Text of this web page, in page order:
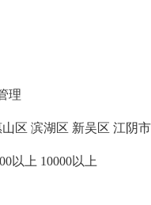
理
区 滨湖区 新吴区 江阴市
以上 10000以上